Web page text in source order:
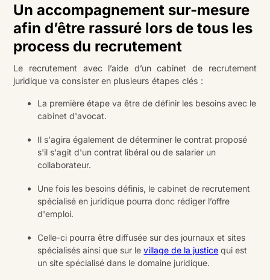
Un accompagnement sur-mesure
afin d’être rassuré lors de tous les
process du recrutement
Le recrutement avec l’aide d’un cabinet de recrutement
juridique va consister en plusieurs étapes clés :
La première étape va être de définir les besoins avec le
cabinet d'avocat.
Il s'agira également de déterminer le contrat proposé
s'il s'agit d'un contrat libéral ou de salarier un
collaborateur.
Une fois les besoins définis, le cabinet de recrutement
spécialisé en juridique pourra donc rédiger l’offre
d'emploi.
Celle-ci pourra être diffusée sur des journaux et sites
spécialisés ainsi que sur levillage de la justice qui est
un site spécialisé dans le domaine juridique.